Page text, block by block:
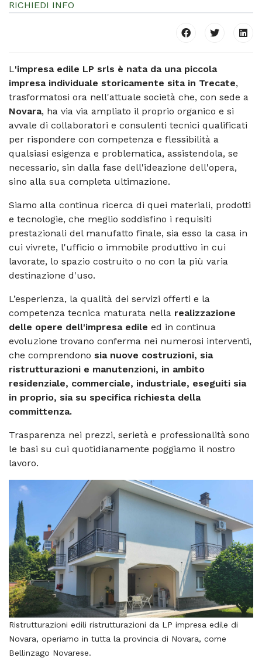
RICHIEDI INFO
L'impresa edile LP srls è nata da una piccola
impresa individuale storicamente sita in Trecate,
trasformatosi ora nell'attuale società che, con sede a
Novara, ha via via ampliato il proprio organico e si
avvale di collaboratori e consulenti tecnici qualificati
per rispondere con competenza e flessibilità a
qualsiasi esigenza e problematica, assistendola, se
necessario, sin dalla fase dell'ideazione dell'opera,
sino alla sua completa ultimazione.
Siamo alla continua ricerca di quei materiali, prodotti
e tecnologie, che meglio soddisfino i requisiti
prestazionali del manufatto finale, sia esso la casa in
cui vivrete, l'ufficio o immobile produttivo in cui
lavorate, lo spazio costruito o no con la più varia
destinazione d'uso.
L’esperienza, la qualità dei servizi offerti e la
competenza tecnica maturata nella realizzazione
delle opere dell'impresa edile ed in continua
evoluzione trovano conferma nei numerosi interventi,
che comprendono sia nuove costruzioni, sia
ristrutturazioni e manutenzioni, in ambito
residenziale, commerciale, industriale, eseguiti sia
in proprio, sia su specifica richiesta della
committenza.
Trasparenza nei prezzi, serietà e professionalità sono
le basi su cui quotidianamente poggiamo il nostro
lavoro.
Ristrutturazioni edili ristrutturazioni da LP impresa edile di
Novara, operiamo in tutta la provincia di Novara, come
Bellinzago Novarese.